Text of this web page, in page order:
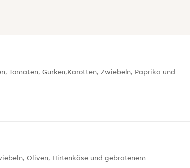
Tomaten, Gurken,Karotten, Zwiebeln, Paprika und
Oliven, Hirtenkäse und gebratenem